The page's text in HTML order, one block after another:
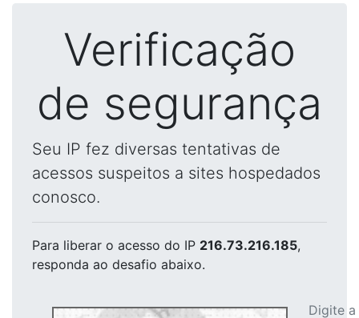
Verificação
de segurança
Seu IP fez diversas tentativas de
acessos suspeitos a sites hospedados
conosco.
Para liberar o acesso do IP 216.73.216.185,
responda ao desafio abaixo.
Digite